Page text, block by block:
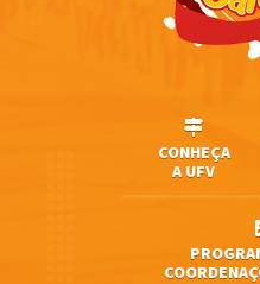
CONHEÇA
A UFV